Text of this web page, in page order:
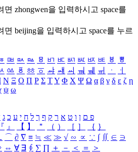
면 zhongwen을 입력하시고 space를
면 beijing을 입력하시고 space를 누르
ㅮ ㅯ ㅰ ㅱ ㅲ ㅳ ㅴ ㅵ ㅶ ㅷ ㅸ
ㅹ
ㆃ ㆄ ㆅ ㆆ ㆇ ㆈ ㆉ ㆊ ㆋ ㆌ ㆍ
ㆎ
Ν Ξ Ο Π Ρ Σ ΤΥ Φ Χ Ψ Ω α β γ δ ε ζ η
ψ ω
פ ם ן ו ט א ר ק ף ך ל ח י ע כ ג
『 』 【 】 ＂ （ ） ［ ］ ｛ ｝
⌒ ∂ ∇ ≡ ≒ ≪ ≫ √ ∽ ∝ ∵ ∫ ∬ ∈ ∋
⇔ ∀ ∃ ∮ ∑ ∏ ＋ － ＜ ＝
＞